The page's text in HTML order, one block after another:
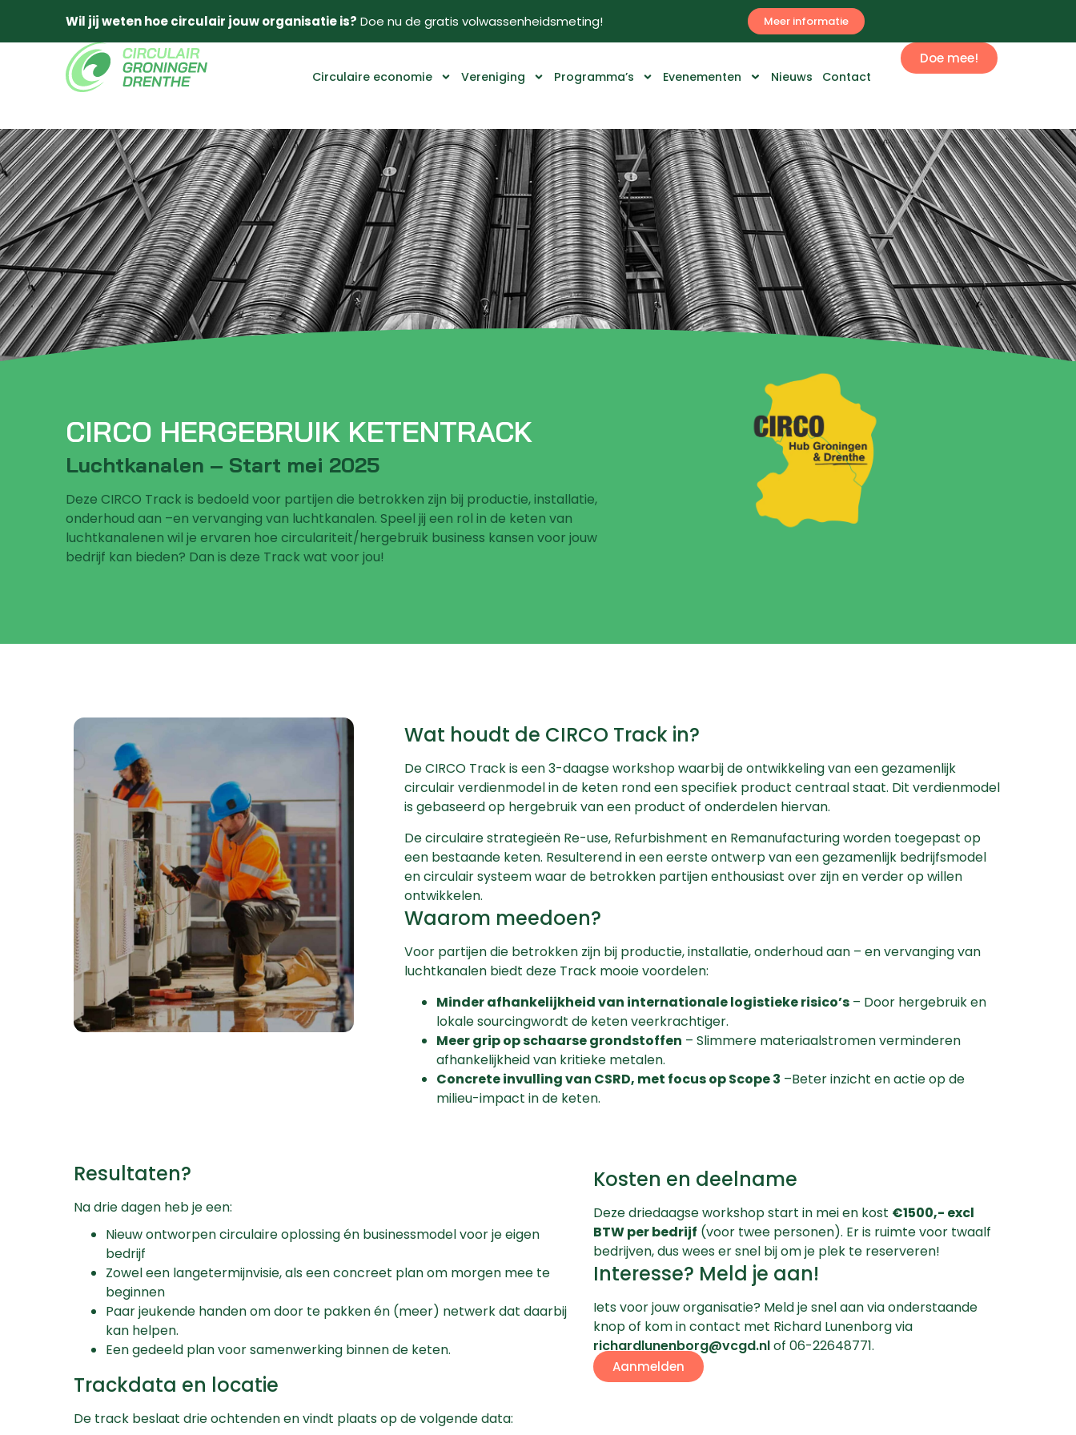
Wil jij weten hoe circulair jouw organisatie is? Doe nu de gratis volwassenheidsmeting! Meer informatie
Circulaire economie Vereniging Programma’s Evenementen Nieuws Contact
Doe mee!
CIRCO HERGEBRUIK KETENTRACK
Luchtkanalen – Start mei 2025
Deze CIRCO Track is bedoeld voor partijen die betrokken zijn bij productie, installatie,
onderhoud aan –en vervanging van luchtkanalen. Speel jij een rol in de keten van
luchtkanalenen wil je ervaren hoe circulariteit/hergebruik business kansen voor jouw
bedrijf kan bieden? Dan is deze Track wat voor jou!
Wat houdt de CIRCO Track in?
De CIRCO Track is een 3-daagse workshop waarbij de ontwikkeling van een gezamenlijk
circulair verdienmodel in de keten rond een specifiek product centraal staat. Dit verdienmodel
is gebaseerd op hergebruik van een product of onderdelen hiervan.
De circulaire strategieën Re-use, Refurbishment en Remanufacturing worden toegepast op
een bestaande keten. Resulterend in een eerste ontwerp van een gezamenlijk bedrijfsmodel
en circulair systeem waar de betrokken partijen enthousiast over zijn en verder op willen
ontwikkelen.
Waarom meedoen?
Voor partijen die betrokken zijn bij productie, installatie, onderhoud aan – en vervanging van
luchtkanalen biedt deze Track mooie voordelen:
Minder afhankelijkheid van internationale logistieke risico’s – Door hergebruik en
lokale sourcingwordt de keten veerkrachtiger.
Meer grip op schaarse grondstoffen – Slimmere materiaalstromen verminderen
afhankelijkheid van kritieke metalen.
Concrete invulling van CSRD, met focus op Scope 3 –Beter inzicht en actie op de
milieu-impact in de keten.
Resultaten?
Na drie dagen heb je een:
Nieuw ontworpen circulaire oplossing én businessmodel voor je eigen
bedrijf
Zowel een langetermijnvisie, als een concreet plan om morgen mee te
beginnen
Paar jeukende handen om door te pakken én (meer) netwerk dat daarbij
kan helpen.
Een gedeeld plan voor samenwerking binnen de keten.
Trackdata en locatie
De track beslaat drie ochtenden en vindt plaats op de volgende data:
Kosten en deelname
Deze driedaagse workshop start in mei en kost €1500,- excl
BTW per bedrijf (voor twee personen). Er is ruimte voor twaalf
bedrijven, dus wees er snel bij om je plek te reserveren!
Interesse? Meld je aan!
Iets voor jouw organisatie? Meld je snel aan via onderstaande
knop of kom in contact met Richard Lunenborg via
richardlunenborg@vcgd.nlof 06-22648771.
Aanmelden